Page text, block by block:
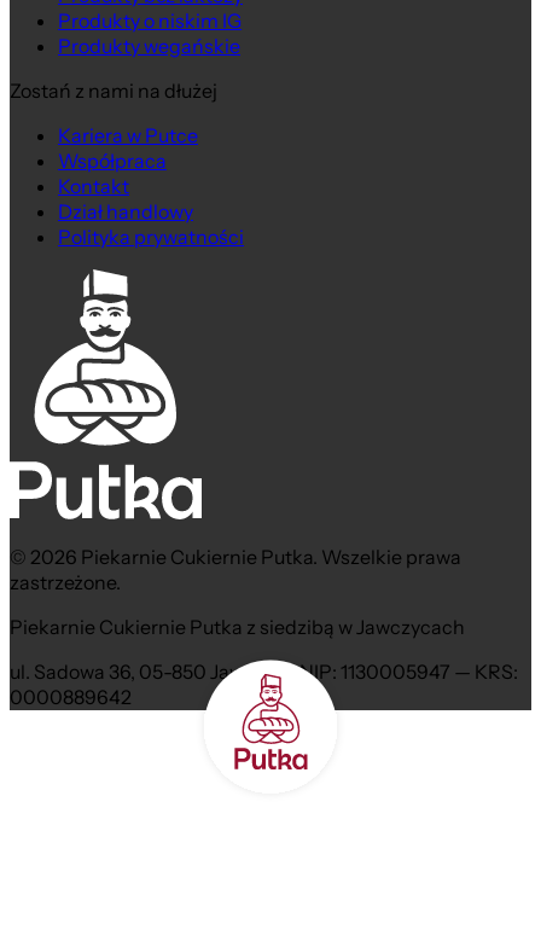
Produkty o niskim IG
Produkty wegańskie
Zostań z nami na dłużej
Kariera w Putce
Współpraca
Kontakt
Dział handlowy
Polityka prywatności
© 2026 Piekarnie Cukiernie Putka. Wszelkie prawa
zastrzeżone.
Piekarnie Cukiernie Putka z siedzibą w Jawczycach
ul. Sadowa 36, 05-850 Jawczyce NIP: 1130005947 — KRS:
0000889642